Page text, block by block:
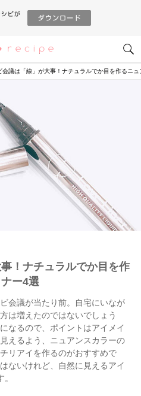
恋愛レシピ
会議は「線」が大事！ナチュラルでか目を作るニ
！ナチュラルでか目を作
ー4選
会議が当たり前。自宅にいなが
は増えたのではないでしょう
なるので、ポイントはアイメイ
えるよう、ニュアンスカラーの
リアイを作るのがおすすめで
ないけれど、自然に見えるアイ